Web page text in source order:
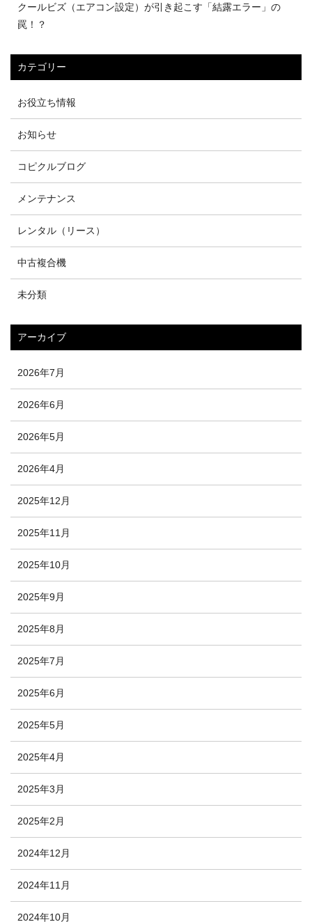
クールビズ（エアコン設定）が引き起こす「結露エラー」の
罠！？
カテゴリー
お役立ち情報
お知らせ
コピクルブログ
メンテナンス
レンタル（リース）
中古複合機
未分類
アーカイブ
2026年7月
2026年6月
2026年5月
2026年4月
2025年12月
2025年11月
2025年10月
2025年9月
2025年8月
2025年7月
2025年6月
2025年5月
2025年4月
2025年3月
2025年2月
2024年12月
2024年11月
2024年10月